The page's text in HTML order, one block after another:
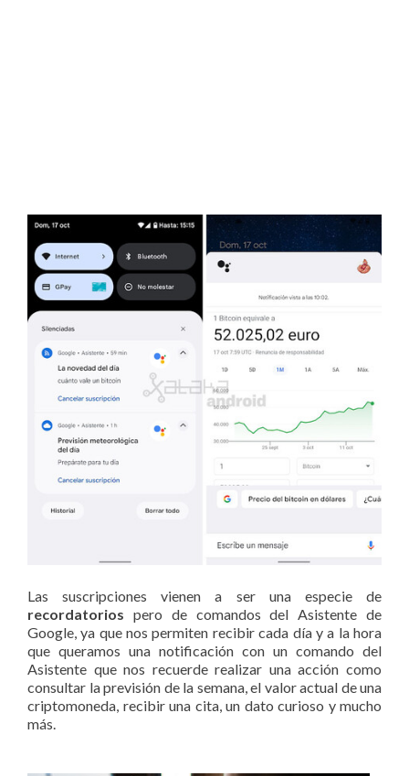
Las suscripciones vienen a ser una especie de
recordatorios pero de comandos del Asistente de
Google, ya que nos permiten recibir cada día y a la hora
que queramos una notificación con un comando del
Asistente que nos recuerde realizar una acción como
consultar la previsión de la semana, el valor actual de una
criptomoneda, recibir una cita, un dato curioso y mucho
más.